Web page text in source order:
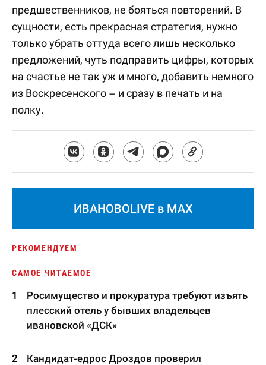
предшественников, не бояться повторений. В
сущности, есть прекрасная стратегия, нужно
только убрать оттуда всего лишь несколько
предложений, чуть подправить цифры, которых
на счастье не так уж и много, добавить немного
из Воскресенского – и сразу в печать и на
полку.
ИВАНОВОLIVE в MAX
РЕКОМЕНДУЕМ
САМОЕ ЧИТАЕМОЕ
Росимущество и прокуратура требуют изъять
плесский отель у бывших владельцев
ивановской «ДСК»
Кандидат-едрос Дроздов проверил